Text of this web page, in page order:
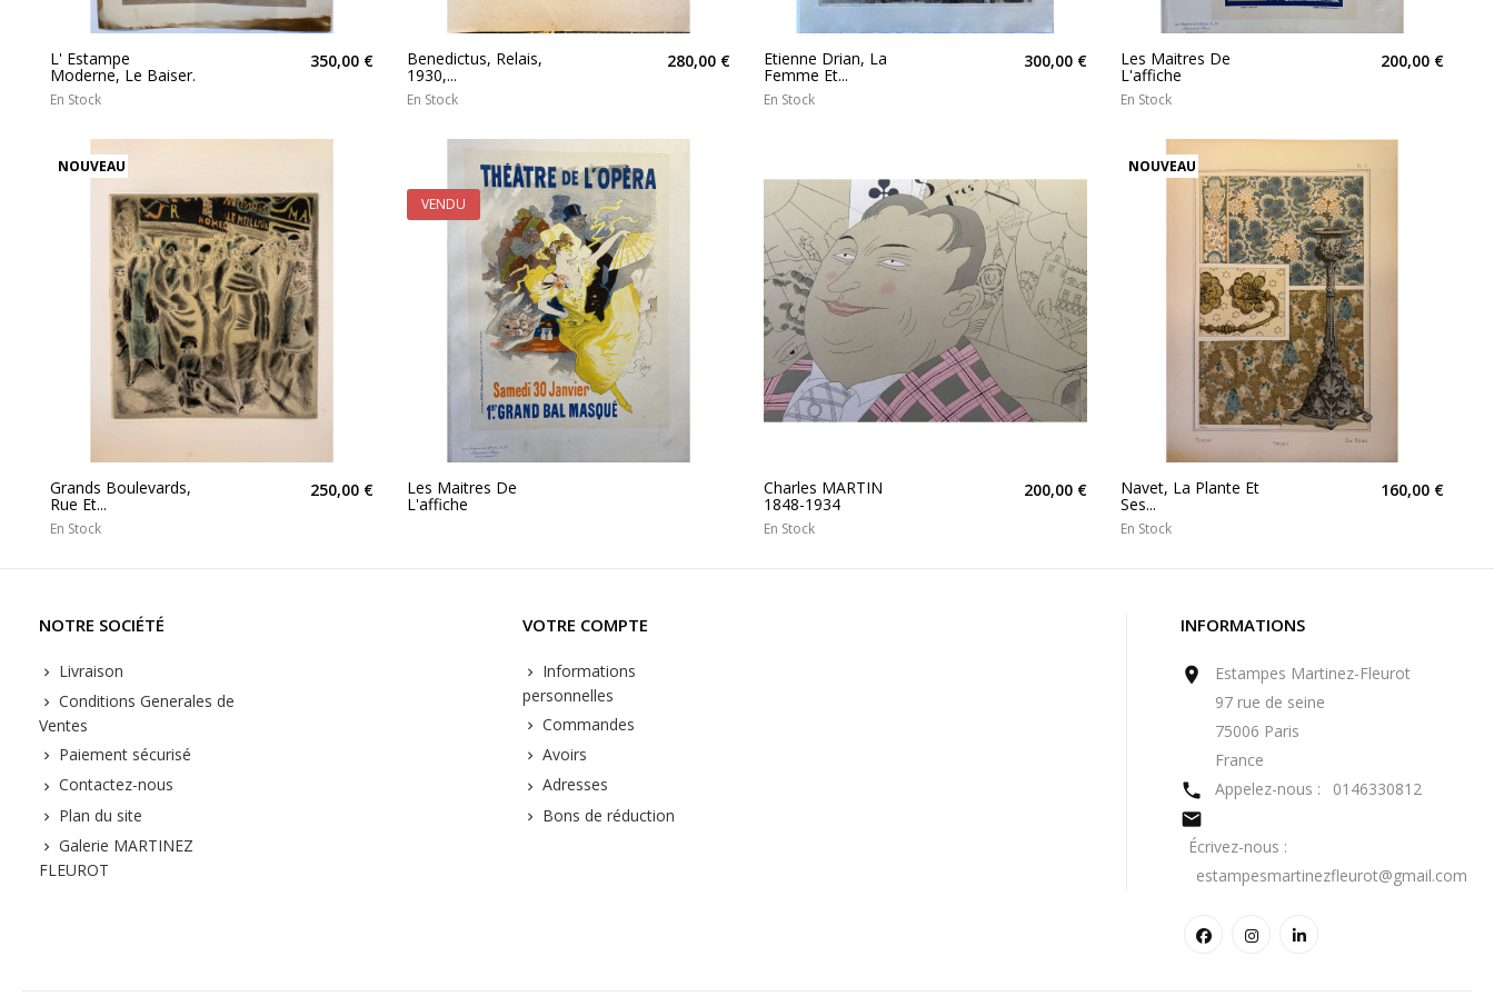
L' Estampe
Moderne, Le Baiser.
350,00 €
En Stock
Benedictus, Relais,
1930,...
280,00 €
En Stock
Etienne Drian, La
Femme Et...
300,00 €
En Stock
Les Maitres De
L'affiche
200,00 €
En Stock
NOUVEAU
Grands Boulevards,
Rue Et...
250,00 €
En Stock
Les Maitres De
L'affiche
VENDU
Charles MARTIN
1848-1934
200,00 €
En Stock
NOUVEAU
Navet, La Plante Et
Ses...
160,00 €
En Stock
NOTRE SOCIÉTÉ
Livraison
Conditions Generales de
Ventes
Paiement sécurisé
Contactez-nous
Plan du site
Galerie MARTINEZ
FLEUROT
VOTRE COMPTE
Informations
personnelles
Commandes
Avoirs
Adresses
Bons de réduction
INFORMATIONS

Estampes Martinez-Fleurot
97 rue de seine
75006 Paris
France
 Appelez-nous : 0146330812

Écrivez-nous :
estampesmartinezfleurot@gmail.com